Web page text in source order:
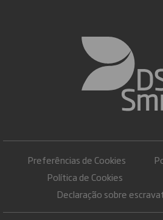
Preferências de Cookies
Política de Cookies
Declaração sobre